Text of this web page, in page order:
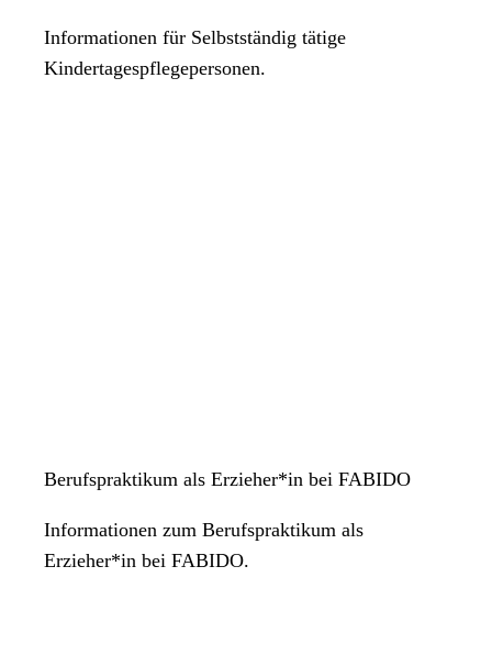
Informationen für Selbstständig tätige
Kindertagespflegepersonen.
Berufspraktikum als Erzieher*in bei FABIDO
Informationen zum Berufspraktikum als
Erzieher*in bei FABIDO.